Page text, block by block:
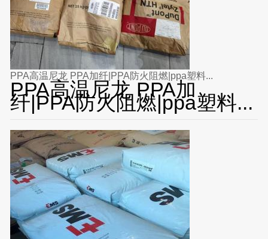
PPA高温尼龙 PPA加纤|PPA防火阻燃|ppa塑料...
PPA高温尼龙 PPA加
纤|PPA防火阻燃|ppa塑料...